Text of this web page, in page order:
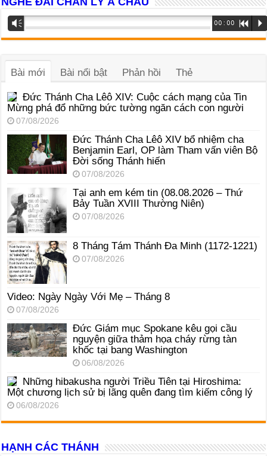
Trình
phát
âm
Vm 00:00 R P
Bài mới Bài nổi bật Phản hồi Thẻ
Đức Thánh Cha Lêô XIV: Cuộc cách mạng của Tin
Mừng phá đổ những bức tường ngăn cách con người
07/08/2026
Đức Thánh Cha Lêô XIV bổ nhiệm cha
Benjamin Earl, OP làm Tham vấn viên Bộ
Đời sống Thánh hiến
07/08/2026
Tại anh em kém tin (08.08.2026 – Thứ
Bảy Tuần XVIII Thường Niên)
07/08/2026
8 Tháng Tám Thánh Ða Minh (1172-1221)
07/08/2026
Video: Ngày Ngày Với Mẹ – Tháng 8
07/08/2026
Đức Giám mục Spokane kêu gọi cầu
nguyện giữa thảm họa cháy rừng tàn
khốc tại bang Washington
06/08/2026
Những hibakusha người Triều Tiên tại Hiroshima:
Một chương lịch sử bị lãng quên đang tìm kiếm công lý
06/08/2026
HẠNH CÁC THÁNH